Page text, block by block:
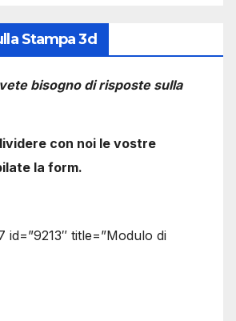
Stampa 3d
bisogno di risposte sulla
con noi le vostre
la form.
title=”Modulo di